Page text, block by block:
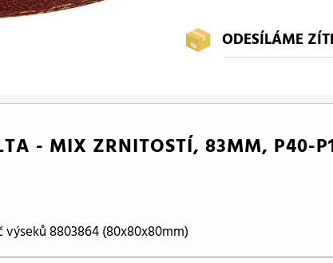
ODESÍLÁME
- MIX ZRNITOSTÍ, 83MM, P40-
8803864 (80x80x80mm)